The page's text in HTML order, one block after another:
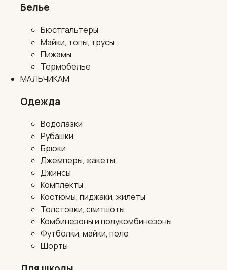
Белье
Бюстгальтеры
Майки, топы, трусы
Пижамы
Термобелье
МАЛЬЧИКАМ
Одежда
Водолазки
Рубашки
Брюки
Джемперы, жакеты
Джинсы
Комплекты
Костюмы, пиджаки, жилеты
Толстовки, свитшоты
Комбинезоны и полукомбинезоны
Футболки, майки, поло
Шорты